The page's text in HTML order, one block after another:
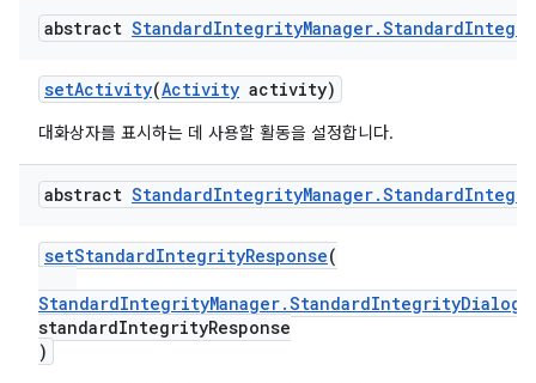
abstract StandardIntegrityManager.Standard
setActivity(Activity activity)
대화상자를 표시하는 데 사용할 활동을 설정합니다.
abstract StandardIntegrityManager.Standard
setStandardIntegrityResponse(
standardIntegrityResponse
)